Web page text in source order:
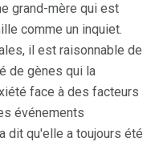
grand-mère qui est
comme un inquiet.
il est raisonnable de
de gènes qui la
face à des facteurs
événements
dit qu'elle a toujours été